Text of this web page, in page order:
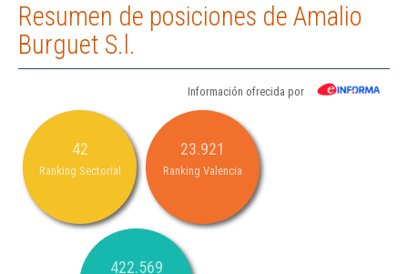
Resumen de posiciones de Amalio
Burguet S.l.
Información ofrecida por
42
Ranking Sectorial
23.921
Ranking Valencia
422.569